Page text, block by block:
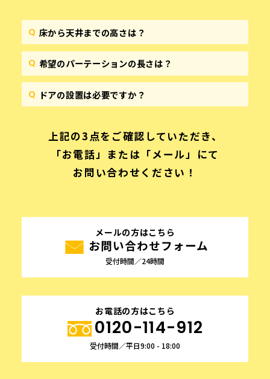
床から天井までの高さは？
希望のパーテーションの長さは？
ドアの設置は必要ですか？
上記の3点をご確認していただき、
「お電話」または「メール」にて
お問い合わせください！
お電話の方はこちら
0120-114-912
受付時間／平日9:00 - 18:00
メールの方はこちら
お問い合わせフォーム
受付時間／24時間